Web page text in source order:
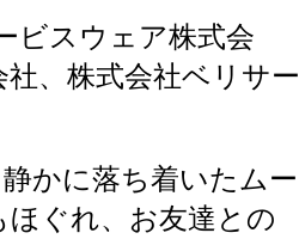
ビスウェア株式会
、株式会社ベリサー
かに落ち着いたムー
ぐれ、お友達との